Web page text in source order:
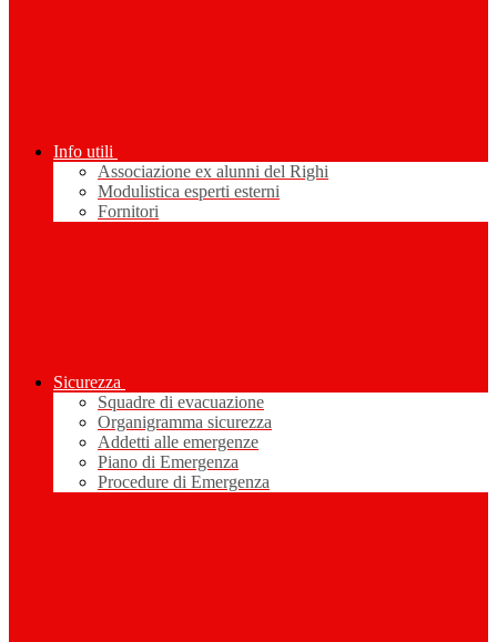
Info utili
Associazione ex alunni del Righi
Modulistica esperti esterni
Fornitori
Sicurezza
Squadre di evacuazione
Organigramma sicurezza
Addetti alle emergenze
Piano di Emergenza
Procedure di Emergenza